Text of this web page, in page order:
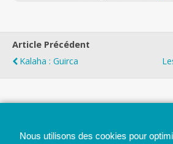
Article Précédent
Kalaha : Guirca
Nous utilisons des cookies pour